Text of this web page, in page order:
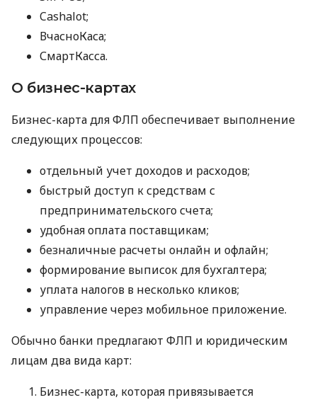
Cashalot;
ВчасноКаса;
СмартКасса.
О бизнес-картах
Бизнес-карта для ФЛП обеспечивает выполнение
следующих процессов:
отдельный учет доходов и расходов;
быстрый доступ к средствам с
предпринимательского счета;
удобная оплата поставщикам;
безналичные расчеты онлайн и офлайн;
формирование выписок для бухгалтера;
уплата налогов в несколько кликов;
управление через мобильное приложение.
Обычно банки предлагают ФЛП и юридическим
лицам два вида карт:
Бизнес-карта, которая привязывается